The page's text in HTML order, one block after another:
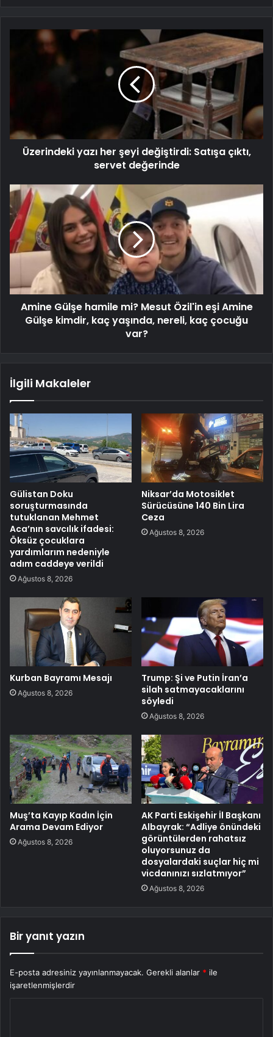
Üzerindeki yazı her şeyi değiştirdi: Satışa çıktı,
servet değerinde
Amine Gülşe hamile mi? Mesut Özil'in eşi Amine
Gülşe kimdir, kaç yaşında, nereli, kaç çocuğu
var?
İlgili Makaleler
Gülistan Doku
soruşturmasında
tutuklanan Mehmet
Aca’nın savcılık ifadesi:
Öksüz çocuklara
yardımlarım nedeniyle
adım caddeye verildi
Ağustos 8, 2026
Niksar’da Motosiklet
Sürücüsüne 140 Bin Lira
Ceza
Ağustos 8, 2026
Kurban Bayramı Mesajı
Ağustos 8, 2026
Trump: Şi ve Putin İran’a
silah satmayacaklarını
söyledi
Ağustos 8, 2026
Muş’ta Kayıp Kadın İçin
Arama Devam Ediyor
Ağustos 8, 2026
AK Parti Eskişehir İl Başkanı
Albayrak: “Adliye önündeki
görüntülerden rahatsız
oluyorsunuz da
dosyalardaki suçlar hiç mi
vicdanınızı sızlatmıyor”
Ağustos 8, 2026
Bir yanıt yazın
E-posta adresiniz yayınlanmayacak. Gerekli alanlar * ile
işaretlenmişlerdir